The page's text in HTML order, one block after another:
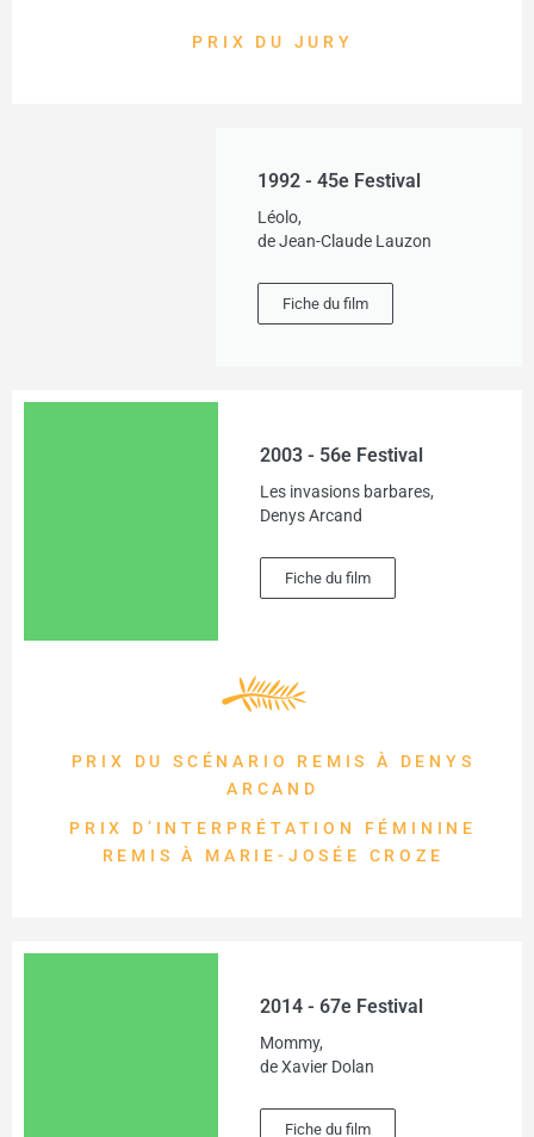
PRIX DU JURY
1992 - 45e Festival
Léolo,
de Jean-Claude Lauzon
Fiche du film
2003 - 56e Festival
Les invasions barbares,
Denys Arcand
Fiche du film
PRIX DU SCÉNARIO REMIS À DENYS
ARCAND
PRIX D’INTERPRÉTATION FÉMININE
REMIS À MARIE-JOSÉE CROZE
2014 - 67e Festival
Mommy,
de Xavier Dolan
Fiche du film